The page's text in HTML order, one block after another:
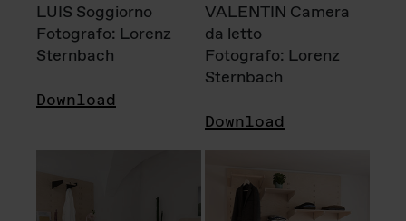
LUIS Soggiorno
Fotografo: Lorenz
Sternbach
Download
VALENTIN Camera
da letto
Fotografo: Lorenz
Sternbach
Download